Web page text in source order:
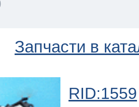
Запчасти в
RID:1559